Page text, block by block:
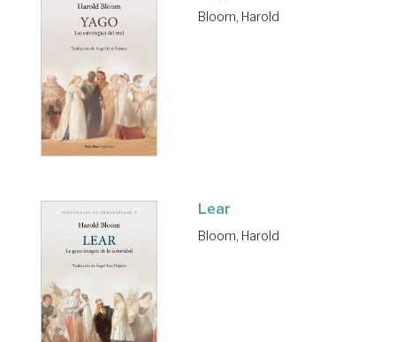
Bloom, Harold
Lear
Bloom, Harold